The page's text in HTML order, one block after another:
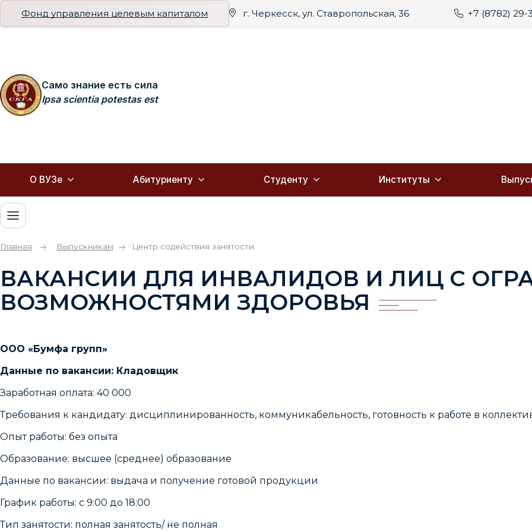
Фонд управления целевым капиталом г. Черкесск, ул. Ставропольская, 36 +7 (8782) 29-
Само знание есть сила
Ipsa scientia potestas est
О ВУЗе Абитуриенту Студенту Институты
Главная Выпускникам Центр содействия занятости
ВАКАНСИИ ДЛЯ ИНВАЛИДОВ И ЛИЦ С
ВОЗМОЖНОСТЯМИ ЗДОРОВЬЯ
ООО «Бумфа групп»
Данные по вакансии: Кладовщик
Заработная оплата: 40 000
Требования к кандидату: дисциплинированность, коммуникабельность, готовность к работе в
Опыт работы: без опыта
Образование: высшее (среднее) образование
Данные по вакансии: выдача и получение готовой продукции
График работы: с 9:00 до 18:00
Тип занятости: полная занятость/ не полная